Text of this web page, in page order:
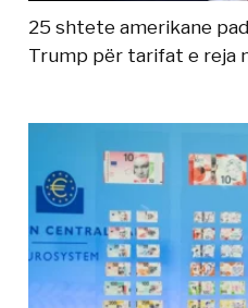
25 shtete amerikane
Trump për tarifat e reja